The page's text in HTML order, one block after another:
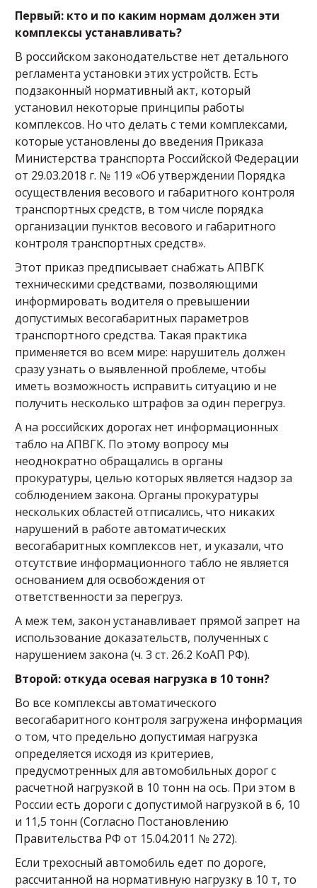
Первый: кто и по каким нормам должен эти
комплексы устанавливать?
В российском законодательстве нет детального
регламента установки этих устройств. Есть
подзаконный нормативный акт, который
установил некоторые принципы работы
комплексов. Но что делать с теми комплексами,
которые установлены до введения Приказа
Министерства транспорта Российской Федерации
от 29.03.2018 г. № 119 «Об утверждении Порядка
осуществления весового и габаритного контроля
транспортных средств, в том числе порядка
организации пунктов весового и габаритного
контроля транспортных средств».
Этот приказ предписывает снабжать АПВГК
техническими средствами, позволяющими
информировать водителя о превышении
допустимых весогабаритных параметров
транспортного средства. Такая практика
применяется во всем мире: нарушитель должен
сразу узнать о выявленной проблеме, чтобы
иметь возможность исправить ситуацию и не
получить несколько штрафов за один перегруз.
А на российских дорогах нет информационных
табло на АПВГК. По этому вопросу мы
неоднократно обращались в органы
прокуратуры, целью которых является надзор за
соблюдением закона. Органы прокуратуры
нескольких областей отписались, что никаких
нарушений в работе автоматических
весогабаритных комплексов нет, и указали, что
отсутствие информационного табло не является
основанием для освобождения от
ответственности за перегруз.
А меж тем, закон устанавливает прямой запрет на
использование доказательств, полученных с
нарушением закона (ч. 3 ст. 26.2 КоАП РФ).
Второй: откуда осевая нагрузка в 10 тонн?
Во все комплексы автоматического
весогабаритного контроля загружена информация
о том, что предельно допустимая нагрузка
определяется исходя из критериев,
предусмотренных для автомобильных дорог с
расчетной нагрузкой в 10 тонн на ось. При этом в
России есть дороги с допустимой нагрузкой в 6, 10
и 11,5 тонн (Согласно Постановлению
Правительства РФ от 15.04.2011 № 272).
Если трехосный автомобиль едет по дороге,
рассчитанной на нормативную нагрузку в 10 т, то